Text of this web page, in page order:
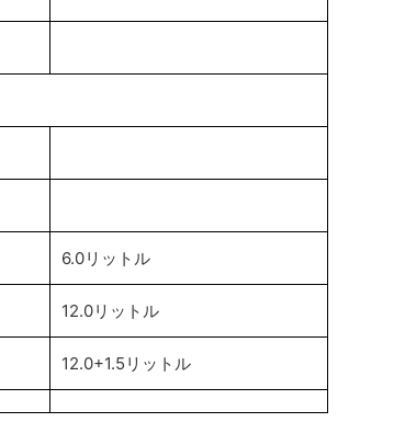
6.0リットル
12.0リットル
12.0+1.5リットル